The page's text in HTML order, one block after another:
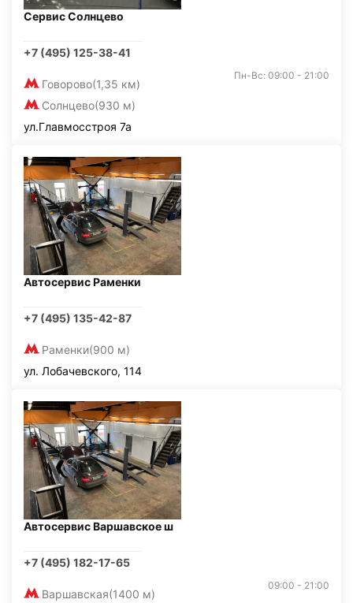
Сервис Солнцево
+7 (495) 125-38-41
Говорово(1,35 км)
Солнцево(930 м)
Пн-Вс: 09:00 - 21:00
ул.Главмосстроя 7а
Автосервис Раменки
+7 (495) 135-42-87
Раменки(900 м)
ул. Лобачевского, 114
Автосервис Варшавское ш
+7 (495) 182-17-65
Варшавская(1400 м)
09:00 - 21:00